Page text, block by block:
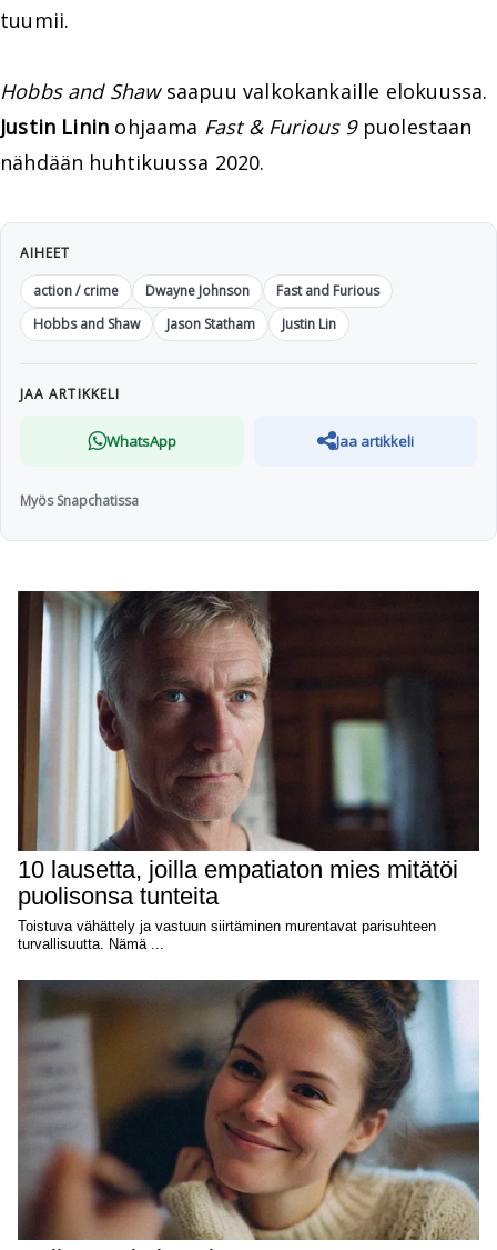
tuumii.
Hobbs and Shawsaapuu valkokankaille elokuussa.
Justin Linin ohjaama Fast & Furious 9puolestaan
nähdään huhtikuussa 2020.
AIHEET
action / crime
Dwayne Johnson
Fast and Furious
Hobbs and Shaw
Jason Statham Justin Lin
JAA ARTIKKELI
WhatsApp Jaa artikkeli
Myös Snapchatissa